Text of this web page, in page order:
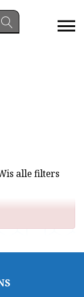
alle filters